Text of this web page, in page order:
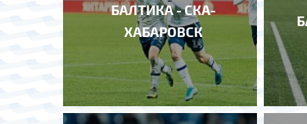
БАЛТИКА - СКА-
ХАБАРОВСК